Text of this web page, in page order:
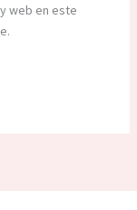
web en este